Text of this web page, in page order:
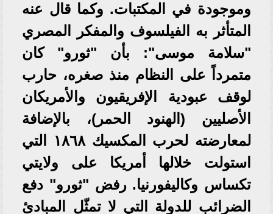
وموجودة في المكتبات. وكما قال عنه
المتأثر به الفيلسوف والمفكر المصري
"سلامة موسى": بأن "ثورو" كان
متمرداً على النظام منذ صغره، حارب
لوقف عبودية الإفريقيون والأمريكان
الأصليين (الهنود الحمر)، بالإضافة
لمعارضته لحرب المكسيك ١٨٦٨ التي
استولت خلالها أمريكا على ولايتي
تكساس وكاليفورنيا. رفض "ثورو" دفع
الضرائب للدولة التي لا تمثّل المبادئ